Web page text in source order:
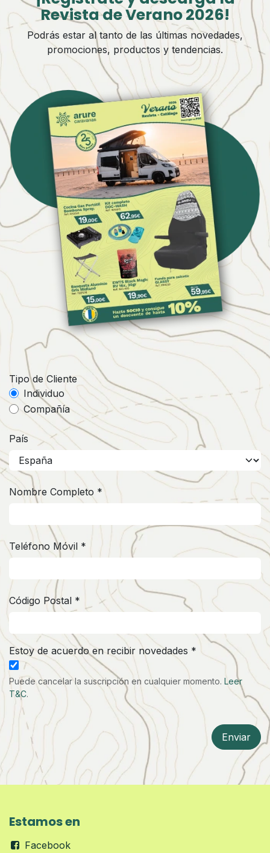
Revista de Verano 2026!
Podrás estar al tanto de las últimas novedades,
promociones, productos y tendencias.
Tipo de Cliente
Individuo
Compañía
País
Nombre Completo *
Teléfono Móvil *
Código Postal *
Estoy de acuerdo en recibir novedades *
Puede cancelar la suscripción en cualquier momento. Leer
T&C.
Enviar
Estamos en
Facebook